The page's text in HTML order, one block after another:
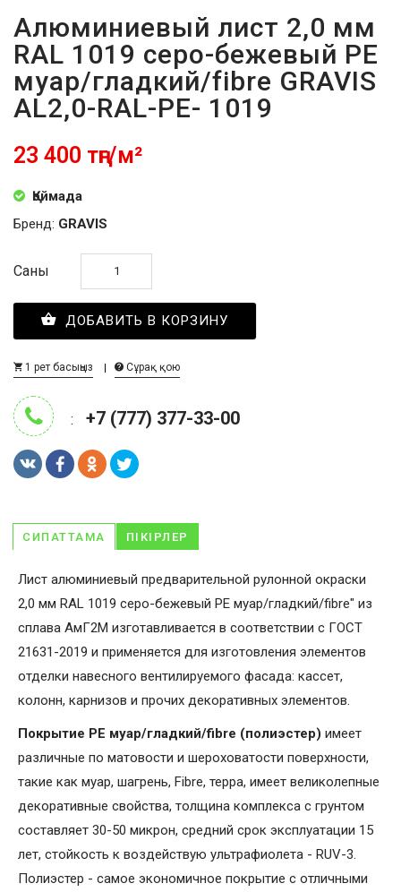
Алюминиевый лист 2,0 мм
RAL 1019 серо-бежевый PE
муар/гладкий/fibre GRAVIS
AL2,0-RAL-PE- 1019
23 400 тңг/м²
Қоймада
Бренд: GRAVIS
Саны
ДОБАВИТЬ В КОРЗИНУ
1 рет басыңыз Сұрақ қою
: +7 (777) 377-33-00
СИПАТТАМА ПІКІРЛЕР
Лист алюминиевый предварительной рулонной окраски
2,0 мм RAL 1019 серо-бежевый PE муар/гладкий/fibre" из
сплава АмГ2М изготавливается в соответствии с ГОСТ
21631-2019 и применяется для изготовления элементов
отделки навесного вентилируемого фасада: кассет,
колонн, карнизов и прочих декоративных элементов.
Покрытие PE муар/гладкий/fibre (полиэстер) имеет
различные по матовости и шероховатости поверхности,
такие как муар, шагрень, Fibrе, терра, имеет великолепные
декоративные свойства, толщина комплекса с грунтом
составляет 30-50 микрон, средний срок эксплуатации 15
лет, стойкость к воздействую ультрафиолета - RUV-3.
Полиэстер - самое экономичное покрытие с отличными